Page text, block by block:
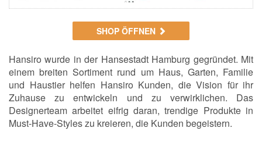
SHOP ÖFFNEN
Hansiro wurde in der Hansestadt Hamburg gegründet. Mit
einem breiten Sortiment rund um Haus, Garten, Familie
und Haustier helfen Hansiro Kunden, die Vision für ihr
Zuhause zu entwickeln und zu verwirklichen. Das
Designerteam arbeitet eifrig daran, trendige Produkte in
Must-Have-Styles zu kreieren, die Kunden begeistern.